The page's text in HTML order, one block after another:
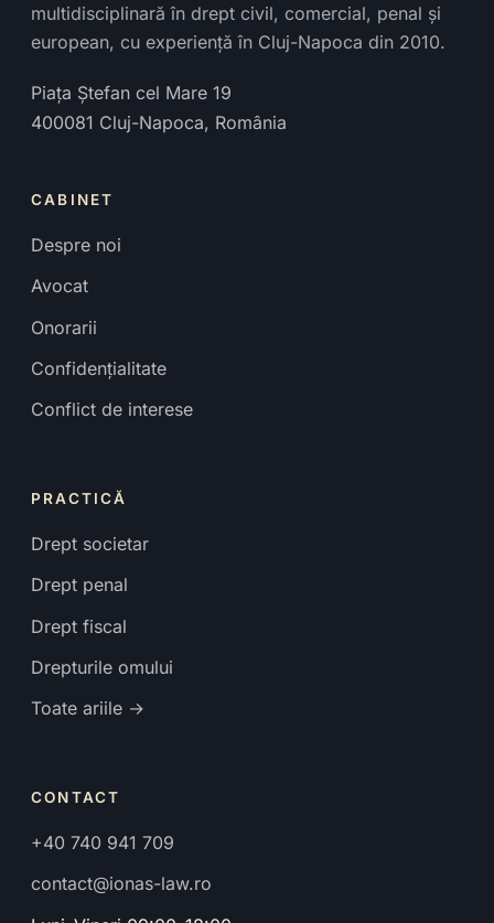
multidisciplinară în drept civil, comercial, penal și
european, cu experiență în Cluj-Napoca din 2010.
Piața Ștefan cel Mare 19
400081 Cluj-Napoca, România
CABINET
Despre noi
Avocat
Onorarii
Confidențialitate
Conflict de interese
PRACTICĂ
Drept societar
Drept penal
Drept fiscal
Drepturile omului
Toate ariile →
CONTACT
+40 740 941 709
contact@ionas-law.ro